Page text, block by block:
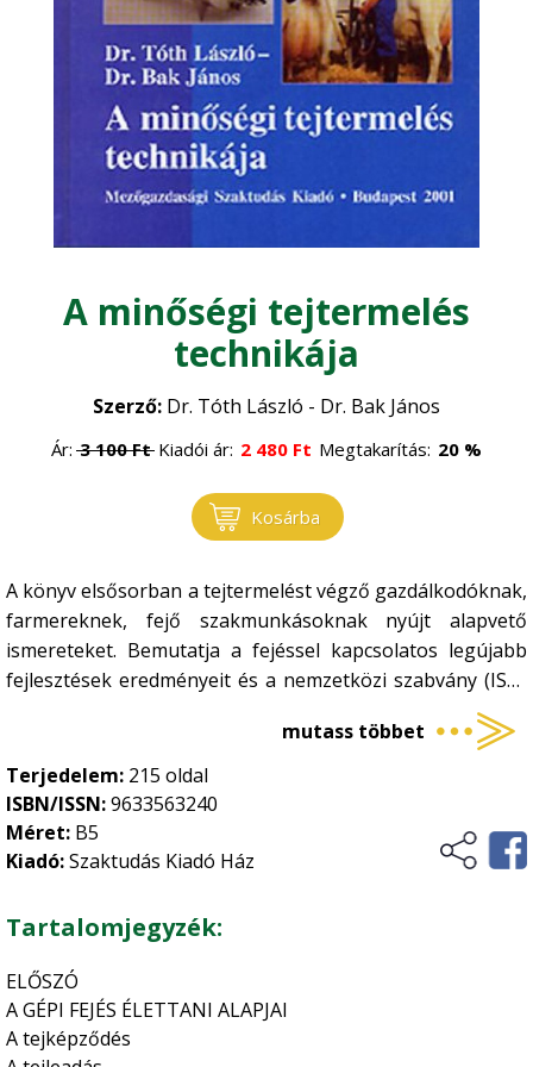
Szarvasmarha
Általános állattenyésztés
Erdőgazdaság
Erdészet
Erdővédelem
Faanyagok
Gépesítés
Műszaki ismeretek
Gombatermesztés
Környezet, energia
Logisztika, raktározás
Növénytermesztés
Általános növénytermesztés
Növényvédelem
• Szőlészet-borászat
• Zöldségtermesztés
Ökológiai gazdálkodás
Történelem, kultúrtörténet
Üzleti élet, marketing
A minőségi tejtermelés
technikája
Szerző: Dr. Tóth László - Dr. Bak János
Ár: 3 100Ft Kiadói ár: 2 480 Ft Megtakarítás: 20 %
Kosárba
A könyv elsősorban a tejtermelést végző gazdálkodóknak,
farmereknek, fejő szakmunkásoknak nyújt alapvető
ismereteket. Bemutatja a fejéssel kapcsolatos legújabb
fejlesztések eredményeit és a nemzetközi szabvány (ISO)
mutass többet
Terjedelem: 215 oldal
ISBN/ISSN:9633563240
Méret: B5
Kiadó:Szaktudás Kiadó Ház
Tartalomjegyzék:
ELŐSZÓ
A GÉPI FEJÉS ÉLETTANI ALAPJAI
A tejképződés